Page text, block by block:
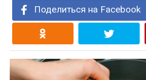
Поделиться на Facebook